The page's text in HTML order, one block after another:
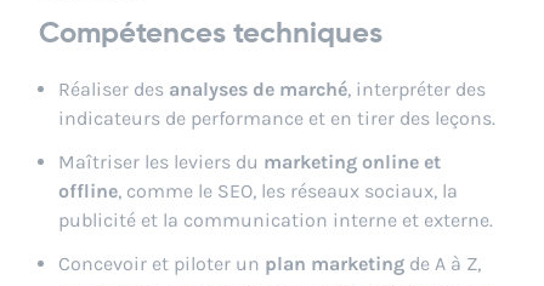
Compétences techniques
Réaliser des analyses de marché, interpréter des
indicateurs de performance et en tirer des leçons.
Maîtriser les leviers du marketing online et
offline, comme le SEO, les réseaux sociaux, la
publicité et la communication interne et externe.
Concevoir et piloter un plan marketing de A à Z,